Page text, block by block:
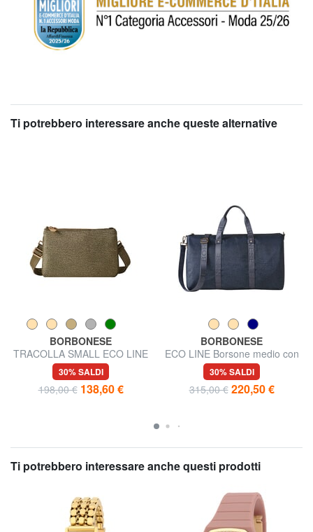
Ti potrebbero interessare anche queste alternative
BORBONESE
TRACOLLA SMALL ECO LINE
Borsa a tracolla
30% SALDI
198,00 € 138,60 €
BORBONESE
ECO LINE Borsone medio con
tracolla
30% SALDI
315,00 € 220,50 €
Ti potrebbero interessare anche questi prodotti